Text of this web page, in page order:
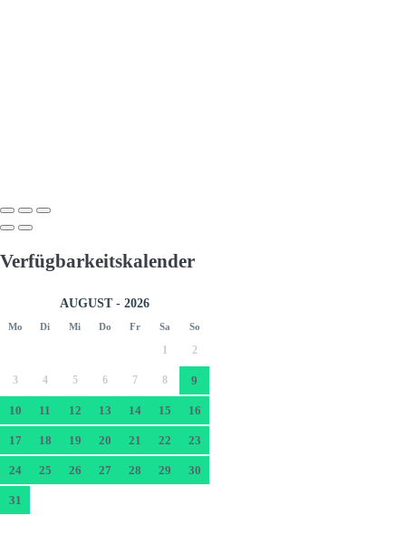
Verfügbarkeitskalender
AUGUST - 2026
Mo Di Mi Do Fr Sa So
1 2
3 4 5 6 7 8 9
10 11 12 13 14 15 16
17 18 19 20 21 22 23
24 25 26 27 28 29 30
31